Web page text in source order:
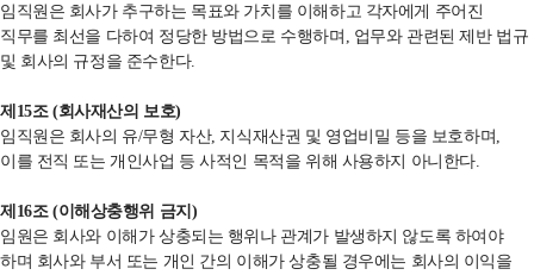
임직원은 회사가 추구하는 목표와 가치를 이해하고 각자에게 주어진
직무를 최선을 다하여 정당한 방법으로 수행하며
업무와 관련된 제반 법규
및 회사의 규정을 준수한다.
제 15조 (회사재산의 보호)
임직원은 회사의 유/무형 자산, 지식재산권 및 영업비밀 등을 보호하며
이를 전직 또는 개인사업 등 사적인 목적을 위해 사용하지 아니한다.
제 16조(이해상충행위 금지 )
임원은 회사와 이해가 상충되는 행위나 관계가 발생하지 않도록 하여야
하며 회사와 부서 또는 개인 간의 이해가 상충될 경우에는 회사의 이익을